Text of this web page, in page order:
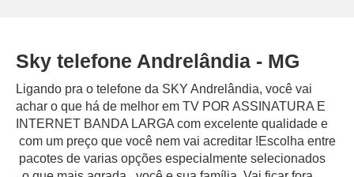
Sky telefone Andrelândia - MG
Ligando pra o telefone da SKY Andrelândia, você vai
achar o que há de melhor em TV POR ASSINATURA E
INTERNET BANDA LARGA com excelente qualidade e
com um preço que você nem vai acreditar !Escolha entre
pacotes de varias opções especialmente selecionados